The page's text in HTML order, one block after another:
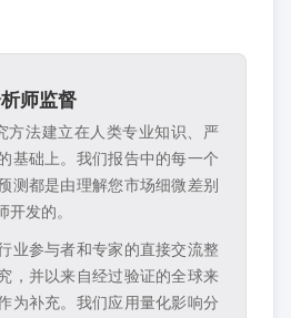
师监督
方法建立在人类专业知识、严
基础上。我们报告中的每一个
测都是由理解您市场细微差别
发的。
业参与者和专家的直接交流整
，并以来自经过验证的全球来
为补充。我们应用量化影响分